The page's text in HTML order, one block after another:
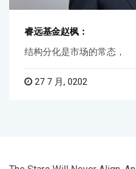
睿远基金赵枫：
结构分化是市场的常态，
27 7 月, 0202